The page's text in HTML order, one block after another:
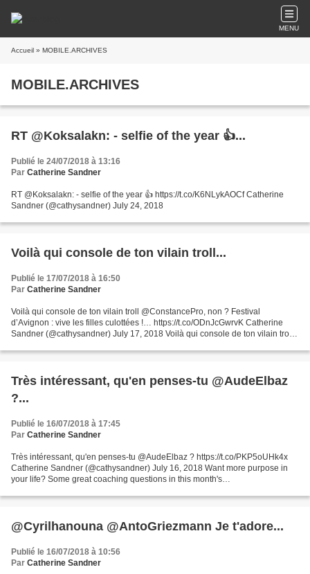
MENU
Accueil » MOBILE.ARCHIVES
MOBILE.ARCHIVES
RT @Koksalakn: - selfie of the year 👍...
Publié le 24/07/2018 à 13:16
Par Catherine Sandner
RT @Koksalakn: - selfie of the year 👍 https://t.co/K6NLykAOCf Catherine
Sandner (@cathysandner) July 24, 2018
Voilà qui console de ton vilain troll...
Publié le 17/07/2018 à 16:50
Par Catherine Sandner
Voilà qui console de ton vilain troll @ConstancePro, non ? Festival
d’Avignon : vive les filles culottées !… https://t.co/ODnJcGwrvK Catherine
Sandner (@cathysandner) July 17, 2018 Voilà qui console de ton vilain troll
Très intéressant, qu'en penses-tu @AudeElbaz
?...
Publié le 16/07/2018 à 17:45
Par Catherine Sandner
Très intéressant, qu'en penses-tu @AudeElbaz ? https://t.co/PKP5oUHk4x
Catherine Sandner (@cathysandner) July 16, 2018 Want more purpose in
your life? Some great coaching questions in this month's
@Cyrilhanouna @AntoGriezmann Je t'adore...
Publié le 16/07/2018 à 10:56
Par Catherine Sandner